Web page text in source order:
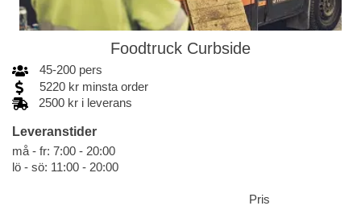
Foodtruck Curbside
45-200 pers
5220 kr minsta order
2500 kr i leverans
Leveranstider
må - fr: 7:00 - 20:00
lö - sö: 11:00 - 20:00
Pris